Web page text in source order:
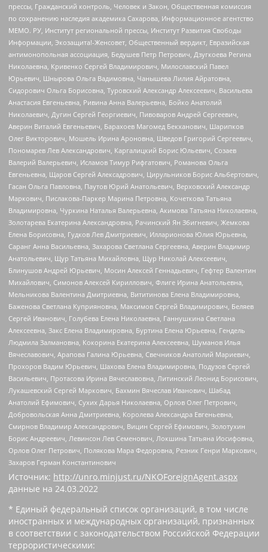
прессы, Гражданский контроль, Человек и Закон, Общественная комиссия
по сохранению наследия академика Сахарова, Информационное агентство
МЕМО. РУ, Институт региональной прессы, Институт Развития Свободы
Информации, Экозащита!-Женсовет, Общественный вердикт, Евразийская
антимонопольная ассоциация, Бедушев Петр Петрович, Дзугкоева Регина
Николаевна, Кривенко Сергей Владимирович, Милославский Павел
Юрьевич, Шнырова Ольга Вадимовна, Чанышева Лилия Айратовна,
Сидорович Ольга Борисовна, Туровский Александр Алексеевич, Васильева
Анастасия Евгеньевна, Ривина Анна Валерьевна, Бойко Анатолий
Николаевич, Дугин Сергей Георгиевич, Пивоваров Андрей Сергеевич,
Аверин Виталий Евгеньевич, Барахоев Магомед Бекханович, Шарипков
Олег Викторович, Мошель Ирина Ароновна, Шведов Григорий Сергеевич,
Пономарев Лев Александрович, Каргалицкий Борис Юльевич, Созаев
Валерий Валерьевич, Исламов Тимур Рифгатович, Романова Ольга
Евгеньевна, Щаров Сергей Алексадрович, Цирульников Борис Альбертович,
Гасан Ольга Павловна, Паутов Юрий Анатольевич, Верховский Александр
Маркович, Пислакова-Паркер Марина Петровна, Кочеткова Татьяна
Владимировна, Чуркина Наталья Валерьевна, Акимова Татьяна Николаевна,
Золотарева Екатерина Александровна, Рачинский Ян Збигневич, Жемкова
Елена Борисовна, Гудков Лев Дмитриевич, Илларионова Юлия Юрьевна,
Саранг Анна Васильевна, Захарова Светлана Сергеевна, Аверин Владимир
Анатольевич, Щур Татьяна Михайловна, Щур Николай Алексеевич,
Блинушов Андрей Юрьевич, Мосин Алексей Геннадьевич, Гефтер Валентин
Михайлович, Симонов Алексей Кириллович, Флиге Ирина Анатольевна,
Мельникова Валентина Дмитриевна, Вититинова Елена Владимировна,
Баженова Светлана Куприяновна, Максимов Сергей Владимирович, Беляев
Сергей Иванович, Голубева Елена Николаевна, Ганнушкина Светлана
Алексеевна, Закс Елена Владимировна, Буртина Елена Юрьевна, Гендель
Людмила Залмановна, Кокорина Екатерина Алексеевна, Шуманов Илья
Вячеславович, Арапова Галина Юрьевна, Свечников Анатолий Мариевич,
Прохоров Вадим Юрьевич, Шахова Елена Владимировна, Подузов Сергей
Васильевич, Протасова Ирина Вячеславовна, Литинский Леонид Борисович,
Лукашевский Сергей Маркович, Бахмин Вячеслав Иванович, Шабад
Анатолий Ефимович, Сухих Дарья Николаевна, Орлов Олег Петрович,
Добровольская Анна Дмитриевна, Королева Александра Евгеньевна,
Смирнов Владимир Александрович, Вицин Сергей Ефимович, Золотухин
Борис Андреевич, Левинсон Лев Семенович, Локшина Татьяна Иосифовна,
Орлов Олег Петрович, Полякова Мара Федоровна, Резник Генри Маркович,
Захаров Герман Константинович
Источник: http://unro.minjust.ru/NKOForeignAgent.aspx
данные на 24.03.2022
* Единый федеральный список организаций, в том числе
иностранных и международных организаций, признанных
в соответствии с законодательством Российской Федерации
террористическими: